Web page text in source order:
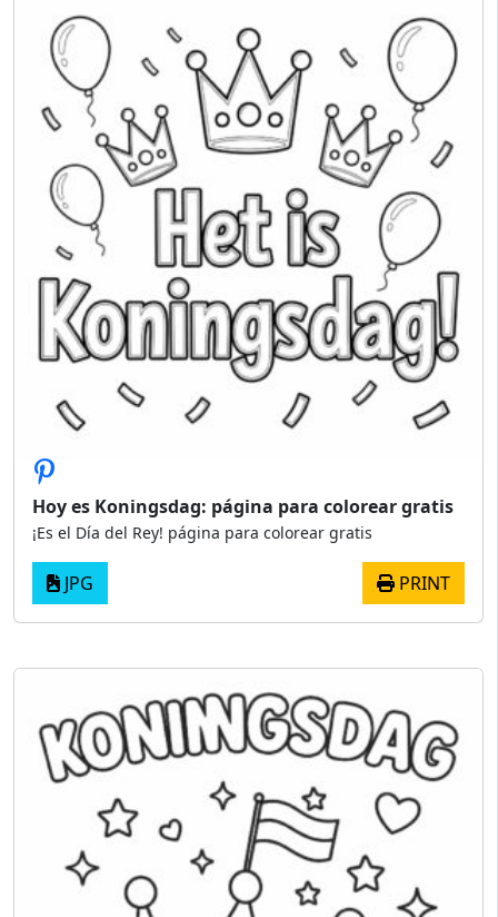
Hoy es Koningsdag: página para colorear gratis
¡Es el Día del Rey! página para colorear gratis
JPG PRINT